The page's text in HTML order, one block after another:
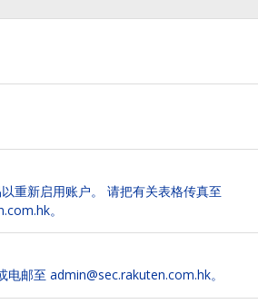
重新启用账户。 请把有关表格传真至
。
邮至 admin@sec.rakuten.com.hk。